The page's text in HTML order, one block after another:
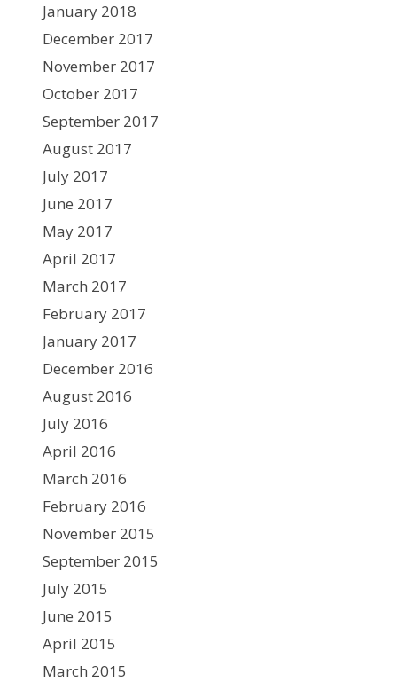
January 2018
December 2017
November 2017
October 2017
September 2017
August 2017
July 2017
June 2017
May 2017
April 2017
March 2017
February 2017
January 2017
December 2016
August 2016
July 2016
April 2016
March 2016
February 2016
November 2015
September 2015
July 2015
June 2015
April 2015
March 2015